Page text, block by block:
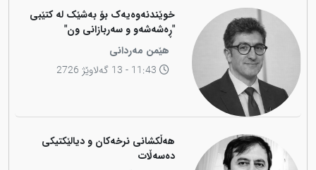
خوێندنەوەیەک بۆ بەشێک لە کتێبی
"ڕەشەشەو و سەربازانی ون"
هێمن مەردانی
هەڵکشانی نرخەکان و دیالێکتیکی
دەسەڵات